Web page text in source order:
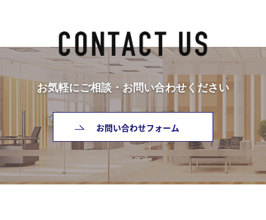
お気軽にご相談・お問い合わせください
お問い合わせフォーム